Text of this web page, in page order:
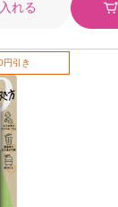
れる
円引き